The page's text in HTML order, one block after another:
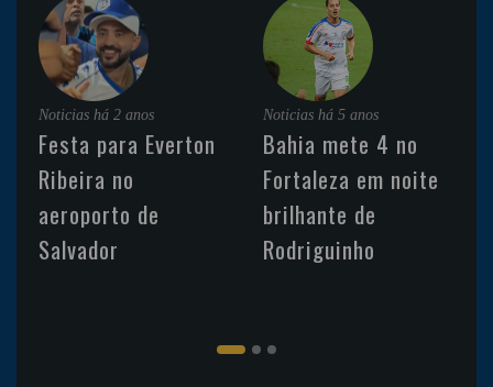
Noticias há 2 anos
Festa para Everton
Ribeira no
aeroporto de
Salvador
Noticias há 5 anos
Bahia mete 4 no
Fortaleza em noite
brilhante de
Rodriguinho